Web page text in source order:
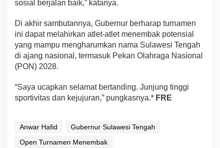
sosial berjalan baik,” katanya.
Di akhir sambutannya, Gubernur berharap turnamen
ini dapat melahirkan atlet-atlet menembak potensial
yang mampu mengharumkan nama Sulawesi Tengah
di ajang nasional, termasuk Pekan Olahraga Nasional
(PON) 2028.
“Saya ucapkan selamat bertanding. Junjung tinggi
sportivitas dan kejujuran,” pungkasnya.* FRE
Anwar Hafid
Gubernur Sulawesi Tengah
Open Turnamen Menembak